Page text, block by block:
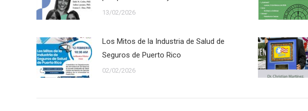
13/02/2026
Los Mitos de la Industria de Salud de
Seguros de Puerto Rico
02/02/2026